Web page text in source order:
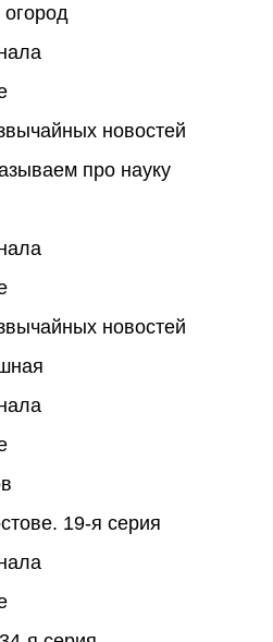
новостей
про науку
новостей
19-я серия